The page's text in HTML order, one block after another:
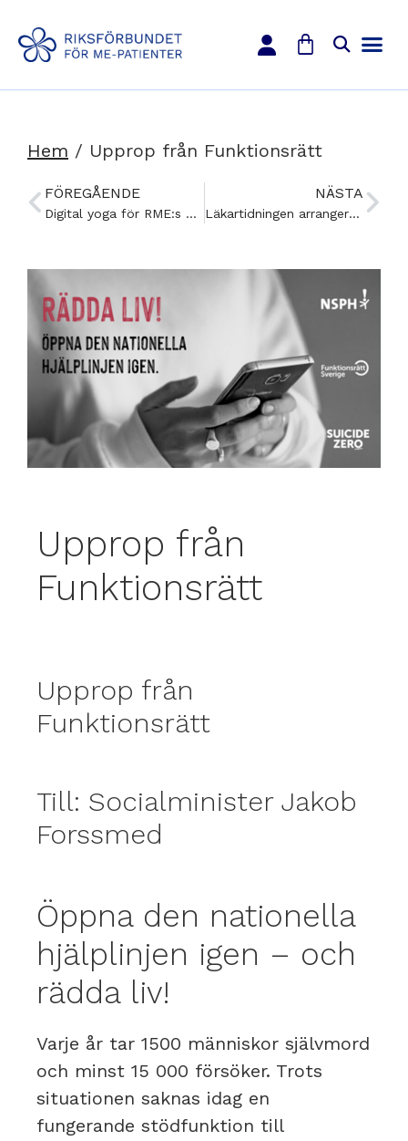
Hem / Upprop från Funktionsrätt
FÖREGÅENDE
Digital yoga för RME:s medlemmar, våren 2023
NÄSTA
Läkartidningen arrangerar webbseminarium om bland annat ME/CFS
Upprop från
Funktionsrätt
Upprop från
Funktionsrätt
Till: Socialminister Jakob
Forssmed
Öppna den nationella
hjälplinjen igen – och
rädda liv!
Varje år tar 1500 människor självmord
och minst 15 000 försöker. Trots
situationen saknas idag en
fungerande stödfunktion till